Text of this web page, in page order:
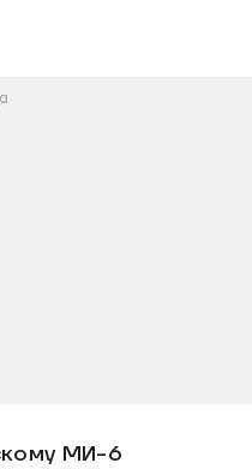
МИ-6